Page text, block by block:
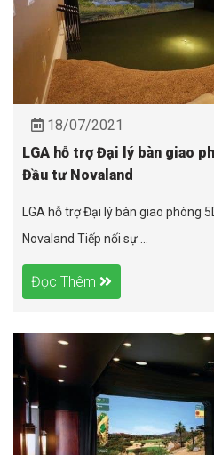
18/07/2021
LGA hỗ trợ Đại lý bàn giao
Đầu tư Novaland
LGA hỗ trợ Đại lý bàn giao phòng
Novaland Tiếp nối sự ...
Đọc Thêm